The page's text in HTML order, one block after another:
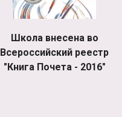
Школа внесена во
Всероссийский реестр
"Книга Почета - 2016"